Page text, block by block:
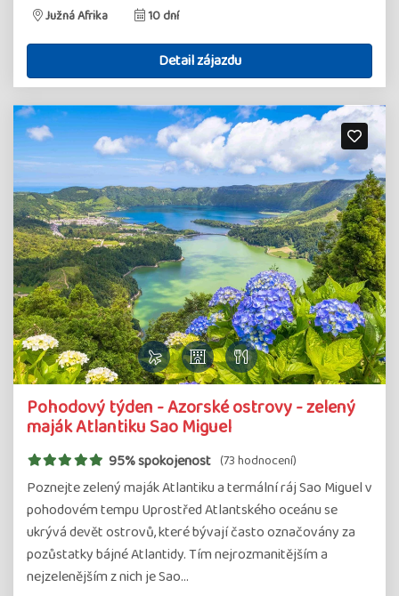
Južná Afrika 10 dní
Detail zájazdu
Pohodový týden - Azorské ostrovy - zelený
maják Atlantiku Sao Miguel
95% spokojenost (73 hodnocení)
Poznejte zelený maják Atlantiku a termální ráj Sao Miguel v
pohodovém tempu Uprostřed Atlantského oceánu se
ukrývá devět ostrovů, které bývají často označovány za
pozůstatky bájné Atlantidy. Tím nejrozmanitějším a
nejzelenějším z nich je Sao…